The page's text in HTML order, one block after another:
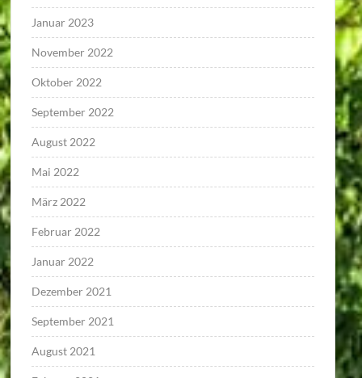
Januar 2023
November 2022
Oktober 2022
September 2022
August 2022
Mai 2022
März 2022
Februar 2022
Januar 2022
Dezember 2021
September 2021
August 2021